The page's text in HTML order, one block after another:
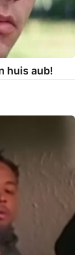
huis aub!